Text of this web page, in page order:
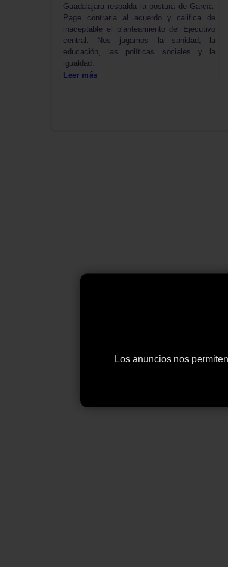
Los anuncios nos
Guadalajara respalda la postura de García-
Page contraria al acuerdo y califica de
inaceptable el planteamiento del Ejecutivo
central: Nos jugamos la sanidad, la
educación, las políticas sociales y la
igualdad.
Leer más